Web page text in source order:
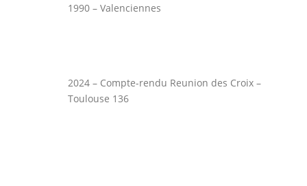
1990 – Valenciennes
2024 – Compte-rendu Reunion des Croix –
Toulouse 136